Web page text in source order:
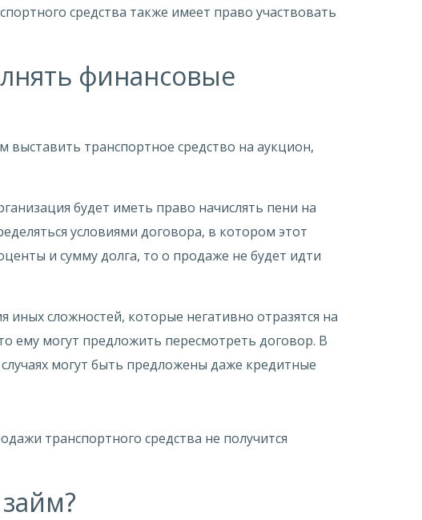
средства также имеет право участвовать
финансовые
транспортное средство на аукцион,
будет иметь право начислять пени на
условиями договора, в котором этот
и сумму долга, то о продаже не будет идти
сложностей, которые негативно отразятся на
ему могут предложить пересмотреть договор. В
могут быть предложены даже кредитные
транспортного средства не получится